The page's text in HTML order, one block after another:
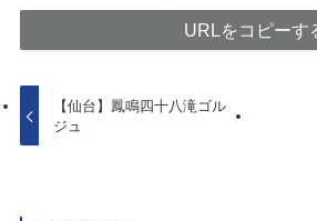
URLをコピーす
【仙台】鳳鳴四十八滝ゴル
ジュ